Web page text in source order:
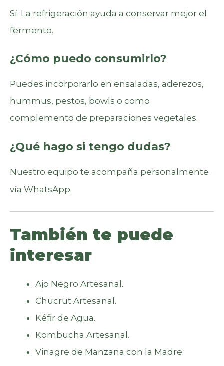
Sí. La refrigeración ayuda a conservar mejor el
fermento.
¿Cómo puedo consumirlo?
Puedes incorporarlo en ensaladas, aderezos,
hummus, pestos, bowls o como
complemento de preparaciones vegetales.
¿Qué hago si tengo dudas?
Nuestro equipo te acompaña personalmente
vía WhatsApp.
También te puede
interesar
Ajo Negro Artesanal.
Chucrut Artesanal.
Kéfir de Agua.
Kombucha Artesanal.
Vinagre de Manzana con la Madre.